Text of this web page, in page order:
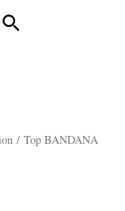
Rechercher
/ Top BANDANA